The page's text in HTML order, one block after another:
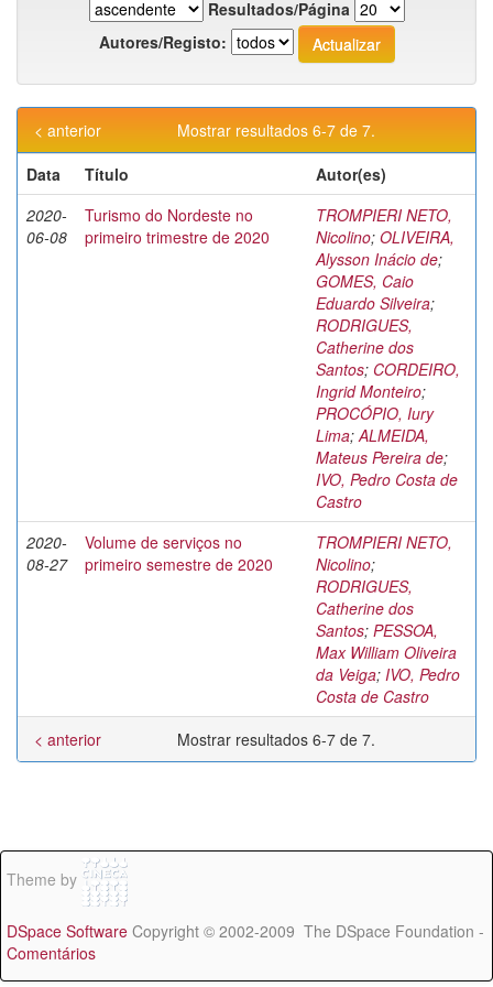
Resultados/Página
Autores/Registo:
Mostrar resultados 6-7 de 7.
< anterior
Data
Título
Autor(es)
2020-
06-08
Turismo do Nordeste no
primeiro trimestre de 2020
TROMPIERI NETO,
Nicolino; OLIVEIRA,
Alysson Inácio de;
GOMES, Caio
Eduardo Silveira;
RODRIGUES,
Catherine dos
Santos; CORDEIRO,
Ingrid Monteiro;
PROCÓPIO, Iury
Lima;ALMEIDA,
Mateus Pereira de;
IVO, Pedro Costa de
Castro
2020-
08-27
Volume de serviços no
primeiro semestre de 2020
TROMPIERI NETO,
Nicolino;
RODRIGUES,
Catherine dos
Santos; PESSOA,
Max William Oliveira
da Veiga; IVO, Pedro
Costa de Castro
Mostrar resultados 6-7 de 7.
< anterior
Theme by
DSpace Software Copyright © 2002-2009 The DSpace Foundation -
Comentários